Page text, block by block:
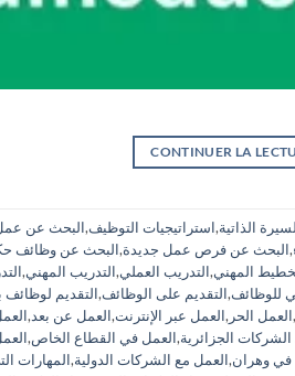
CONTINUER LA
الذاتية,استراتيجيات التوظيف,البحث عن
,البحث عن فرص عمل جديدة,البحث عن وظائف
المهني,التدريب العملي,التدريب المهني,
للوظائف,التقديم على الوظائف,التقديم لوظائف
,العمل الحر ,العمل عبر الإنترنت,العمل عن بعد,
الجزائرية,العمل في القطاع الخاص,
في وهران,العمل مع الشركات الدولية,المهارات